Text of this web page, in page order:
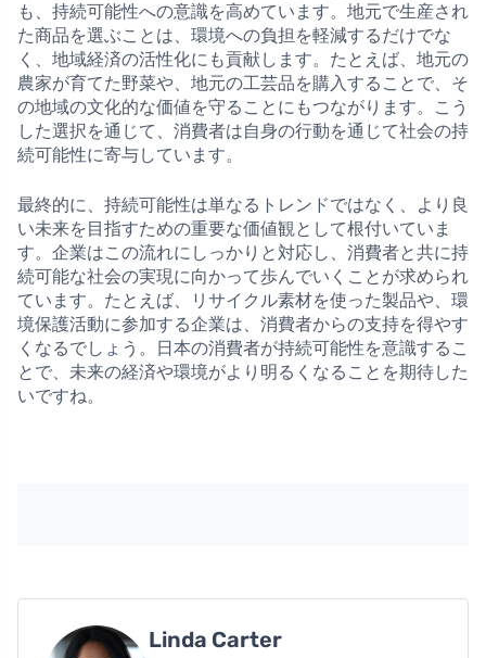
も、持続可能性への意識を高めています。地元で生産され
た商品を選ぶことは、環境への負担を軽減するだけでな
く、地域経済の活性化にも貢献します。たとえば、地元の
農家が育てた野菜や、地元の工芸品を購入することで、そ
の地域の文化的な価値を守ることにもつながります。こう
した選択を通じて、消費者は自身の行動を通じて社会の持
続可能性に寄与しています。
最終的に、持続可能性は単なるトレンドではなく、より良
い未来を目指すための重要な価値観として根付いていま
す。企業はこの流れにしっかりと対応し、消費者と共に持
続可能な社会の実現に向かって歩んでいくことが求められ
ています。たとえば、リサイクル素材を使った製品や、環
境保護活動に参加する企業は、消費者からの支持を得やす
くなるでしょう。日本の消費者が持続可能性を意識するこ
とで、未来の経済や環境がより明るくなることを期待した
いですね。
Linda Carter